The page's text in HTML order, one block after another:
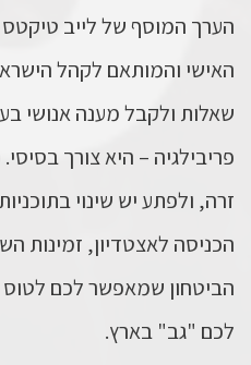
הערך המוסף של לייב טיקטס
האישי והמותאם לקהל
שאלות ולקבל מענה אנושי
פריבילגיה – היא צורך
זרה, ולפתע יש שינוי
הכניסה לאצטדיון, זמינות
הביטחון שמאפשר לכם
לכם "גב" בארץ.